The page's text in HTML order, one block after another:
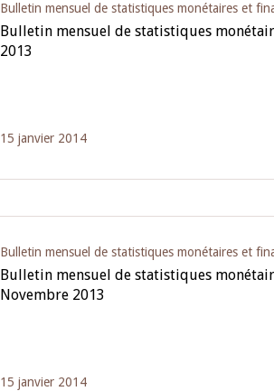
Bulletin mensuel de statistiques monétaires et
Bulletin mensuel de statistiques
2013
15 janvier 2014
Bulletin mensuel de statistiques monétaires et
Bulletin mensuel de statistiques
Novembre 2013
15 janvier 2014